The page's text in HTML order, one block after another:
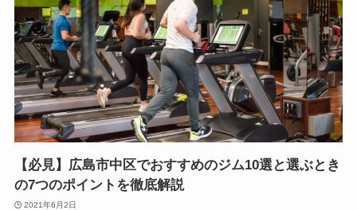
【必見】広島市中区でおすすめのジム10選と選ぶとき
の7つのポイントを徹底解説
2021年6月2日